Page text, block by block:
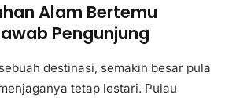
Alam Bertemu
Pengunjung
destinasi, semakin besar pula
tetap lestari. Pulau